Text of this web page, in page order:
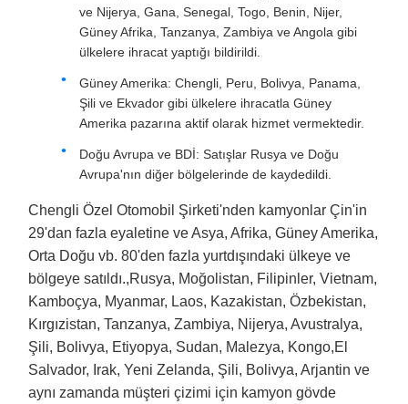
ve Nijerya, Gana, Senegal, Togo, Benin, Nijer,
Güney Afrika, Tanzanya, Zambiya ve Angola gibi
ülkelere ihracat yaptığı bildirildi.
Güney Amerika: Chengli, Peru, Bolivya, Panama,
Şili ve Ekvador gibi ülkelere ihracatla Güney
Amerika pazarına aktif olarak hizmet vermektedir.
Doğu Avrupa ve BDİ: Satışlar Rusya ve Doğu
Avrupa'nın diğer bölgelerinde de kaydedildi.
Chengli Özel Otomobil Şirketi'nden kamyonlar Çin'in
29'dan fazla eyaletine ve Asya, Afrika, Güney Amerika,
Orta Doğu vb. 80'den fazla yurtdışındaki ülkeye ve
bölgeye satıldı.,Rusya, Moğolistan, Filipinler, Vietnam,
Kamboçya, Myanmar, Laos, Kazakistan, Özbekistan,
Kırgızistan, Tanzanya, Zambiya, Nijerya, Avustralya,
Şili, Bolivya, Etiyopya, Sudan, Malezya, Kongo,El
Salvador, Irak, Yeni Zelanda, Şili, Bolivya, Arjantin ve
aynı zamanda müşteri çizimi için kamyon gövde